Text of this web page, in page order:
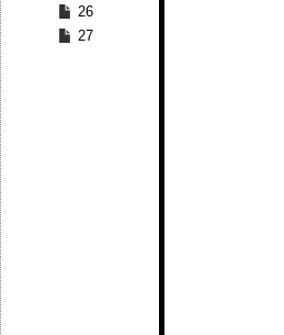
26
27